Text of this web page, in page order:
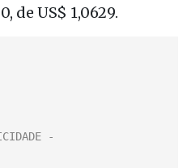
de US$ 1,0629.